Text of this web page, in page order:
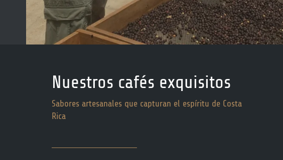
Nuestros cafés exquisitos
Sabores artesanales que capturan el espíritu de Costa
Rica